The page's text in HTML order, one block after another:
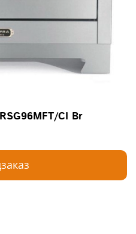
CI Br